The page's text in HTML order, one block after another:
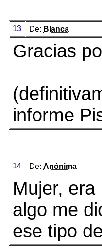
13 De: Blanca
Gracias
informe
14 De: Anónima
Mujer,
algo me
ese tipo